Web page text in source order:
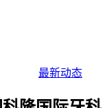
最新动态